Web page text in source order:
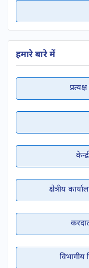
हमारे बारे में
क्षेत्रीय
विभागीय